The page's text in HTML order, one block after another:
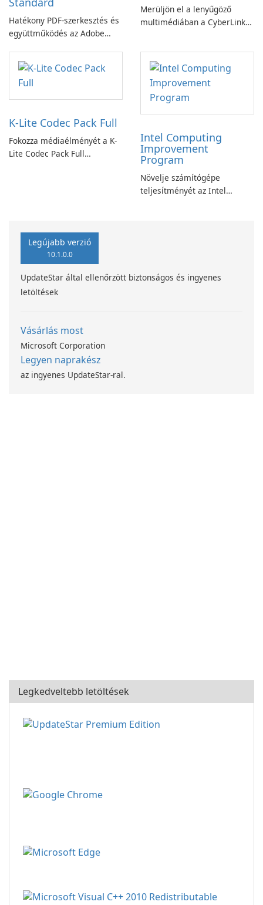
Hatékony PDF-szerkesztés és
együttműködés az Adobe
alkalmazással.
Merüljön el a lenyűgöző
multimédiában a CyberLink
K-Lite Codec Pack Full
Fokozza médiaélményét a K-
Lite Codec Pack Full
Intel Computing
Improvement
Program
Növelje számítógépe
teljesítményét az Intel
Legújabb verzió
10.1.0.0
UpdateStar által ellenőrzött biztonságos és ingyenes
letöltések
Vásárlás most
Microsoft Corporation
Legyen naprakész
az ingyenes UpdateStar-ral.
Legkedveltebb letöltések